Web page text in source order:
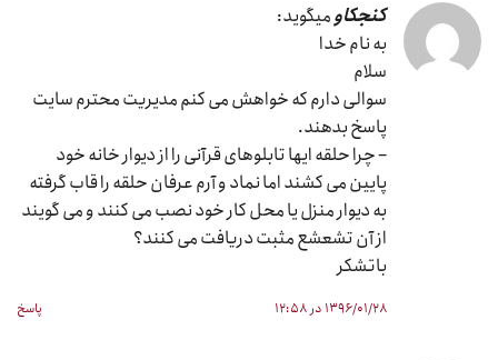
کنجکاومیگوید:
به نام خدا
سلام
سوالی دارم که خواهش می کنم مدیریت محترم سایت
پاسخ بدهند.
– چرا حلقه ایها تابلوهای قرآنی را از دیوار خانه خود
پایین می کشند اما نماد و آرم عرفان حلقه را قاب گرفته
به دیوار منزل یا محل کار خود نصب می کنند و می گویند
از آن تشعشع مثبت دریافت می کنند؟
باتشکر
۱۳۹۶/۰۱/۲۸ در ۱۲:۵۸ پاسخ